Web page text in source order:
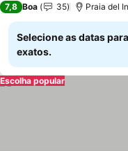
7,8 Boa 35 Praia del
Selecione as datas
exatos.
Escolha popular